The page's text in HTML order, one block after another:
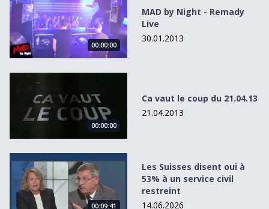
00:00:00
MAD by Night - Remady
Live
30.01.2013
Ca vaut le coup du 21.04.13
00:00:00
Ca vaut le coup du 21.04.13
21.04.2013
Les Suisses disent oui à 53% à un service civil restreint
00:09:41
Les Suisses disent oui à
53% à un service civil
restreint
14.06.2026